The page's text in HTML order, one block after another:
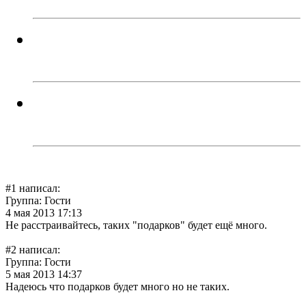
#1 написал:
Группа: Гости
4 мая 2013 17:13
Не расстраивайтесь, таких "подарков" будет ещё много.
#2 написал:
Группа: Гости
5 мая 2013 14:37
Надеюсь что подарков будет много но не таких.